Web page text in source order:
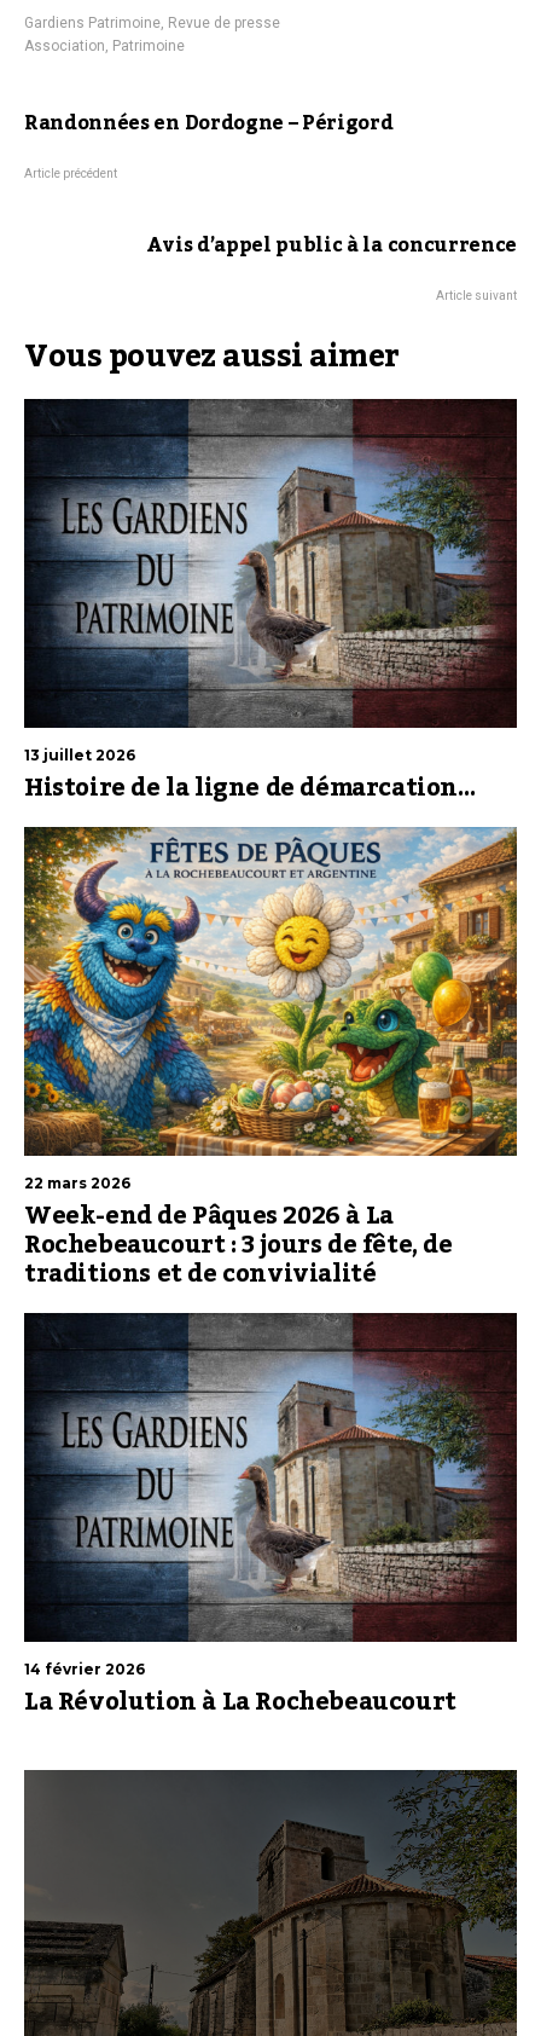
Gardiens Patrimoine, Revue de presse
Association, Patrimoine
Randonnées en Dordogne – Périgord
Article précédent
Avis d’appel public à la concurrence
Article suivant
Vous pouvez aussi aimer
13 juillet 2026
Histoire de la ligne de démarcation…
22 mars 2026
Week-end de Pâques 2026 à La
Rochebeaucourt : 3 jours de fête, de
traditions et de convivialité
14 février 2026
La Révolution à La Rochebeaucourt